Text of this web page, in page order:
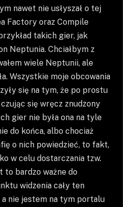
nawet nie usłyszał o tej
Factory oraz Compile
takich gier, jak
Neptunia. Chciałbym z
wiele Neptunii, ale
Wszystkie moje obcowania
się na tym, że po prostu
się wręcz znudzony
gier nie była ona na tyle
do końca, albo chociaż
o nich powiedzieć, to fakt,
w celu dostarczania tzw.
to bardzo ważne do
widzenia cały ten
a nie jestem na tym portalu